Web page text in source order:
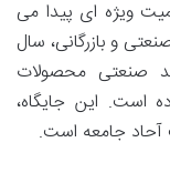
ویژه ای پیدا می
و بازرگانی، سال
صنعتی محصولات
است. این جایگاه،
جامعه است.